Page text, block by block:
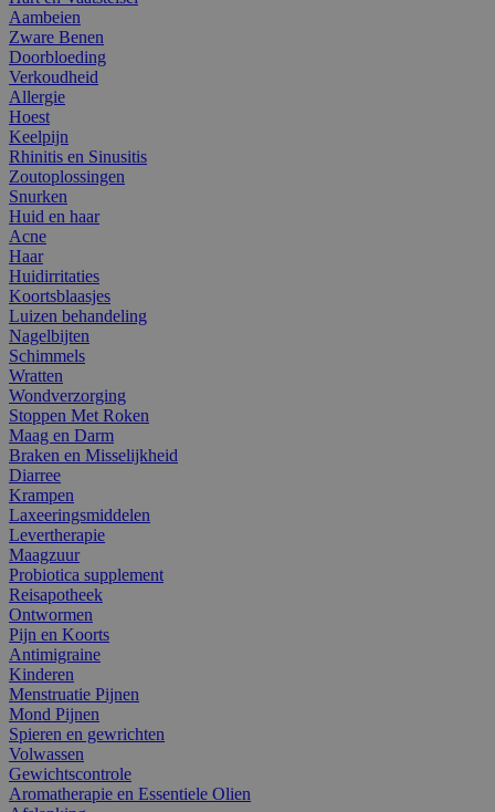
Aambeien
Zware Benen
Doorbloeding
Verkoudheid
Allergie
Hoest
Keelpijn
Rhinitis en Sinusitis
Zoutoplossingen
Snurken
Huid en haar
Acne
Haar
Huidirritaties
Koortsblaasjes
Luizen behandeling
Nagelbijten
Schimmels
Wratten
Wondverzorging
Stoppen Met Roken
Maag en Darm
Braken en Misselijkheid
Diarree
Krampen
Laxeeringsmiddelen
Levertherapie
Maagzuur
Probiotica supplement
Reisapotheek
Ontwormen
Pijn en Koorts
Antimigraine
Kinderen
Menstruatie Pijnen
Mond Pijnen
Spieren en gewrichten
Volwassen
Gewichtscontrole
Aromatherapie en Essentiele Olien